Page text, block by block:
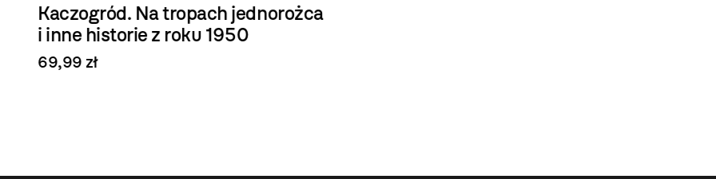
Kaczogród. Na tropach jednorożca
i inne historie z roku 1950
69,99 zł